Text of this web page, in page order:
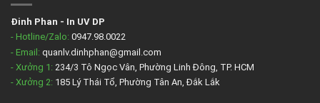
Đinh Phan - In UV DP
- Hotline/Zalo: 0947.98.0022
- Email: quanlv.dinhphan@gmail.com
- Xưởng 1: 234/3 Tô Ngọc Vân, Phường Linh Đông, TP. HCM
- Xưởng 2: 185 Lý Thái Tổ, Phường Tân An, Đắk Lắk